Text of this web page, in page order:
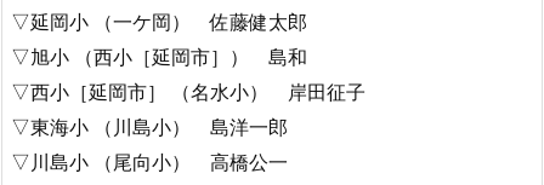
▽延岡小 （一ケ岡） 佐藤健太郎
▽旭小 （西小［延岡市］） 島和
▽西小［延岡市］ （名水小） 岸田征子
▽東海小 （川島小） 島洋一郎
▽川島小 （尾向小） 高橋公一